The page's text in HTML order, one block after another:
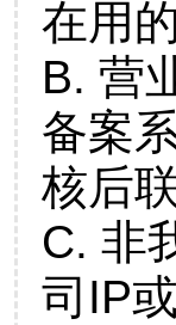
在用
B. 营
备案
核后
C. 非
司IP